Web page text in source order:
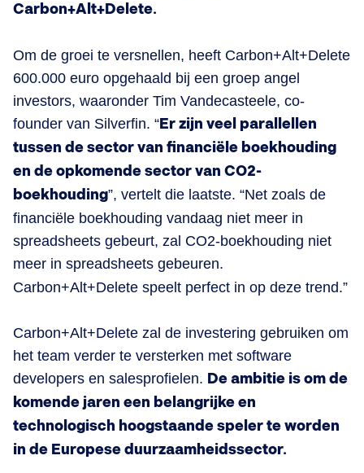
Carbon+Alt+Delete.
Om de groei te versnellen, heeft Carbon+Alt+Delete
600.000 euro opgehaald bij een groep angel
investors, waaronder Tim Vandecasteele, co-
founder van Silverfin. “ Er zijn veel parallellen
tussen de sector van financiële boekhouding
en de opkomende sector van CO2-
boekhouding”, vertelt die laatste. “Net zoals de
financiële boekhouding vandaag niet meer in
spreadsheets gebeurt, zal CO2-boekhouding niet
meer in spreadsheets gebeuren.
Carbon+Alt+Delete speelt perfect in op deze trend.”
Carbon+Alt+Delete zal de investering gebruiken om
het team verder te versterken met software
developers en salesprofielen. De ambitie is om de
komende jaren een belangrijke en
technologisch hoogstaande speler te worden
in de Europese duurzaamheidssector.